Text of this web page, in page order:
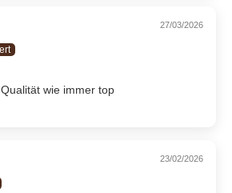
27/03/2026
wie immer top
23/02/2026